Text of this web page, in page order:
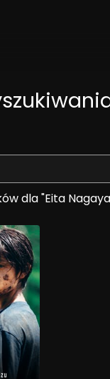
dostępu
dla "Eita